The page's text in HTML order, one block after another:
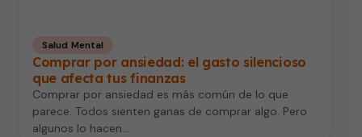
Salud Mental
Comprar por ansiedad: el gasto silencioso
que afecta tus finanzas
Comprar por ansiedad es más común de lo que
parece. Todos sienten ganas de comprar algo. Pero
algunos lo hacen…